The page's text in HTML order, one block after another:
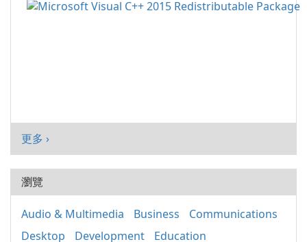
更多 ›
瀏覽
Audio & Multimedia Business
Communications
Desktop
Development
Education